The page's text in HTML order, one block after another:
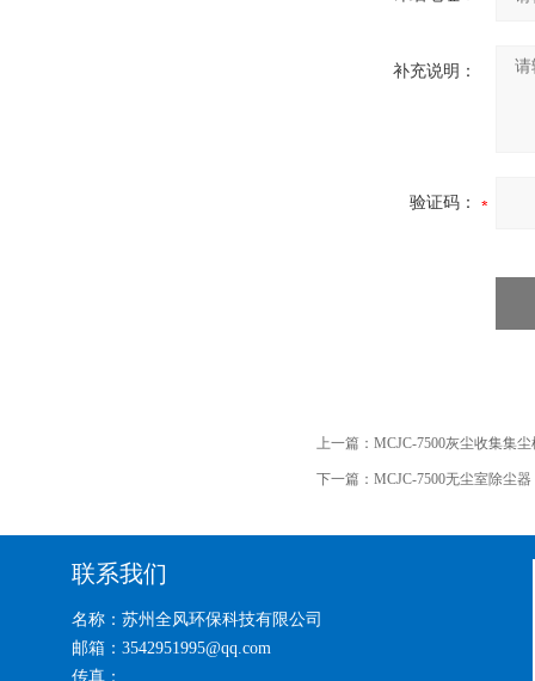
补充说明：
验证码：
上一篇： MCJC-7500灰尘收集集
下一篇： MCJC-7500无尘室除尘
联系我们
名称：苏州全风环保科技有限公司
邮箱：3542951995@qq.com
传真：